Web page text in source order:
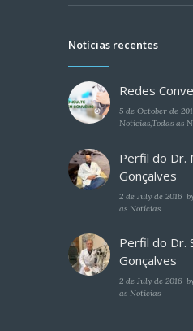
Notícias recentes
Redes
5 de October de
Notícias,Todas as
Perfil do Dr.
Gonçalves
2 de July de 2016
as Notícias
Perfil do Dr.
Gonçalves
2 de July de 2016
as Notícias